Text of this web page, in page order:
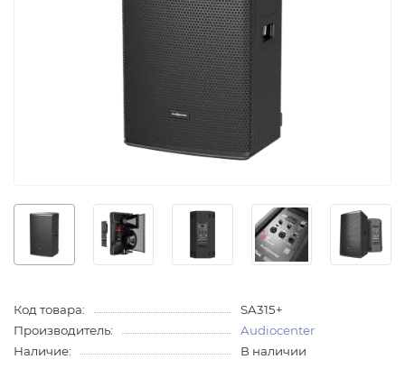
Код товара:
SA315+
Производитель:
Audiocenter
Наличие:
В наличии